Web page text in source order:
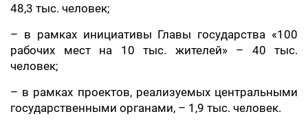
48,3 тыс. человек;
– в рамках инициативы Главы государства «100
рабочих мест на 10 тыс. жителей» – 40 тыс.
человек;
– в рамках проектов, реализуемых центральными
государственными органами, – 1,9 тыс. человек.